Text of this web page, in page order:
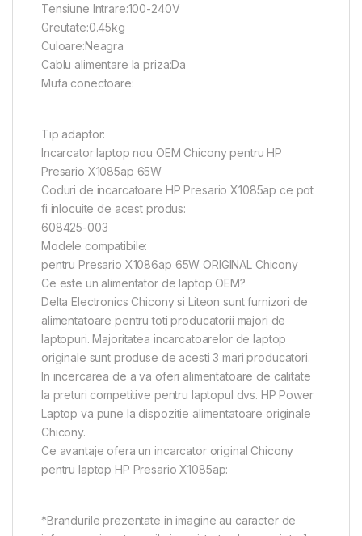
Tensiune Intrare:100-240V
Greutate:0.45kg
Culoare:Neagra
Cablu alimentare la priza:Da
Mufa conectoare:
Tip adaptor:
Incarcator laptop nou OEM Chicony pentru HP
Presario X1085ap 65W
Coduri de incarcatoare HP Presario X1085ap ce pot
fi inlocuite de acest produs:
608425-003
Modele compatibile:
pentru Presario X1086ap 65W ORIGINAL Chicony
Ce este un alimentator de laptop OEM?
Delta Electronics Chicony si Liteon sunt furnizori de
alimentatoare pentru toti producatorii majori de
laptopuri. Majoritatea incarcatoarelor de laptop
originale sunt produse de acesti 3 mari producatori.
In incercarea de a va oferi alimentatoare de calitate
la preturi competitive pentru laptopul dvs. HP Power
Laptop va pune la dispozitie alimentatoare originale
Chicony.
Ce avantaje ofera un incarcator original Chicony
pentru laptop HP Presario X1085ap:
*Brandurile prezentate in imagine au caracter de